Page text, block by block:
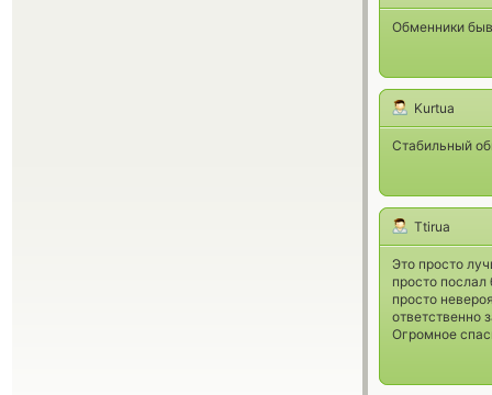
Обменники
Kurtua
Стабильный
Ttirua
Это просто
просто
просто
ответственно
Огромное